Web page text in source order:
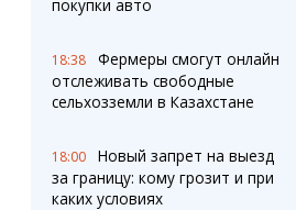
покупки авто
18:38
Фермеры смогут онлайн
отслеживать свободные
сельхозземли в Казахстане
18:00
Новый запрет на выезд
за границу: кому грозит и при
каких условиях